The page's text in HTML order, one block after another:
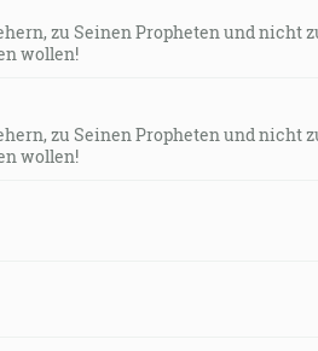
zu Seinen Propheten und nicht
wollen!
zu Seinen Propheten und nicht
wollen!